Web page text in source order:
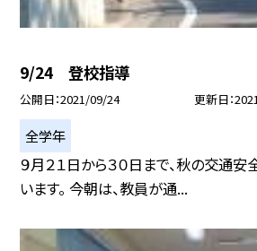
9/24 登校指導
公開日 2021/09/24 更新日
全学年
９月２１日から３０日まで、秋の交通
います。 今朝は、教員が通...